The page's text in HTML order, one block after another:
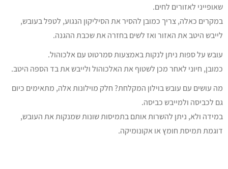
שאופייני לאזורים לחים.
במקרים כאלה, צריך כמובן להסיר את הסיליקון הנגוע, לטפל בעובש,
לייבש היטב את האזור ואז לשים בחזרה את שכבת ההגנה.
עובש על ספות ניתן לנקות באמצעות סמרטוט עם אלכוהול.
כמובן, חיוני לאחר מכן לשטוף את האלכוהול ולייבש את בד הספה היטב.
מה עושים עם עובש בוילון המקלחת? חלק מוילונות אלה, מתאימים כיום
גם לכביסה ולמייבש כביסה.
במידה ולא, ניתן להשרות אותם בתמיסות שונות שמנקות את העובש,
דוגמת תמיסת חומץ או אקונומיקה.